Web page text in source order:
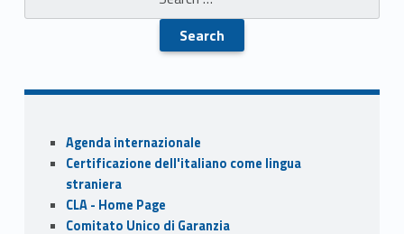
n
Sidebar
Agenda internazionale
Certificazione dell'italiano come lingua
straniera
CLA - Home Page
Comitato Unico di Garanzia